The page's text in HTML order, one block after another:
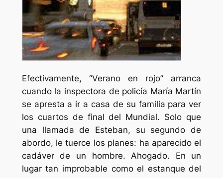
Efectivamente, “Verano en rojo” arranca
cuando la inspectora de policía María Martín
se apresta a ir a casa de su familia para ver
los cuartos de final del Mundial. Solo que
una llamada de Esteban, su segundo de
abordo, le tuerce los planes: ha aparecido el
cadáver de un hombre. Ahogado. En un
lugar tan improbable como el estanque del